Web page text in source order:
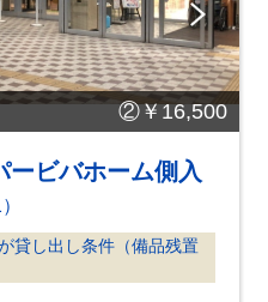
②￥16,500
Ne
xt
ビバホーム側入
貸し出し条件（備品残置